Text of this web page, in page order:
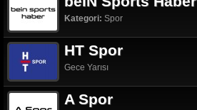
Kategori: Spor
HT Spor
Gece Yarısı
A Spor